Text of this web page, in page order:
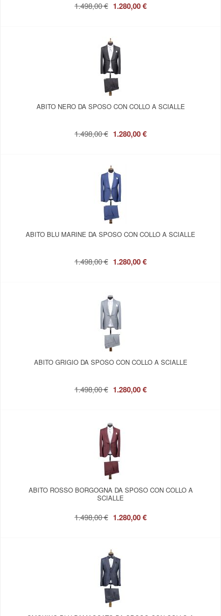
1.498,00 € 1.280,00 €
ABITO NERO DA SPOSO CON COLLO A SCIALLE
1.498,00 € 1.280,00 €
ABITO BLU MARINE DA SPOSO CON COLLO A SCIALLE
1.498,00 € 1.280,00 €
ABITO GRIGIO DA SPOSO CON COLLO A SCIALLE
1.498,00 € 1.280,00 €
ABITO ROSSO BORGOGNA DA SPOSO CON COLLO A
SCIALLE
1.498,00 € 1.280,00 €